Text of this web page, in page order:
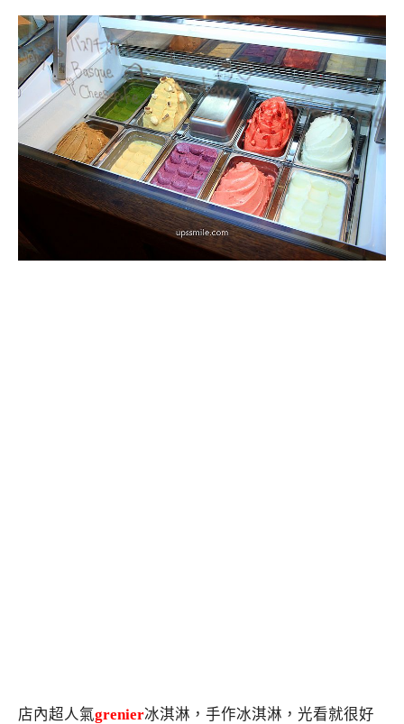
店內超人氣grenier冰淇淋，手作冰淇淋，光看就很好